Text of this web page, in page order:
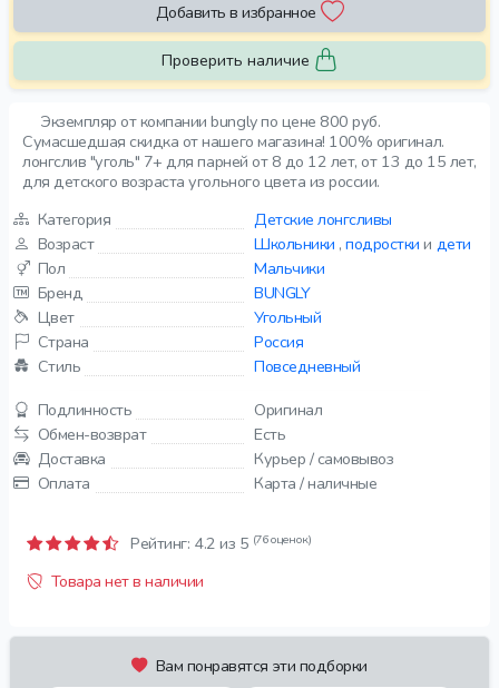
Экземпляр от компании bungly по цене 800 руб.
Сумасшедшая скидка от нашего магазина! 100% оригинал.
лонгслив "уголь" 7+ для парней от 8 до 12 лет, от 13 до 15 лет,
для детского возраста угольного цвета из россии.
Категория
Детские лонгсливы
Возраст
Школьники ,подростки и дети
Пол
Мальчики
Бренд
BUNGLY
Цвет
Угольный
Страна
Россия
Стиль
Повседневный
Подлинность
Оригинал
Обмен-возврат
Есть
Доставка
Курьер / самовывоз
Оплата
Карта / наличные
Рейтинг: 4.2 из 5 (76 оценок)
Товара нет в наличии
Вам понравятся эти подборки
Добавить в избранное
Проверить наличие